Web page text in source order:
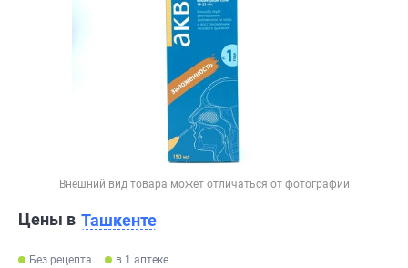
Внешний вид товара может отличаться от фотографии
Цены в Ташкенте
Без рецепта в 1 аптеке